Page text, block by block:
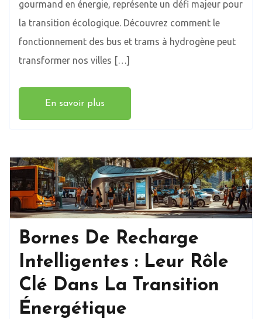
gourmand en énergie, représente un défi majeur pour
la transition écologique. Découvrez comment le
fonctionnement des bus et trams à hydrogène peut
transformer nos villes […]
En savoir plus
Bornes De Recharge
Intelligentes : Leur Rôle
Clé Dans La Transition
Énergétique